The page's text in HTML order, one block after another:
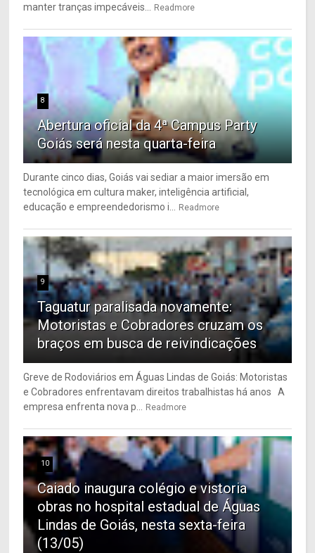
manter tranças impecáveis... Readmore
8
Abertura oficial da 4ª Campus Party
Goiás será nesta quarta-feira
Durante cinco dias, Goiás vai sediar a maior imersão em
tecnológica em cultura maker, inteligência artificial,
educação e empreendedorismo i... Readmore
9
Taguatur paralisada novamente:
Motoristas e Cobradores cruzam os
braços em busca de reivindicações
Greve de Rodoviários em Águas Lindas de Goiás: Motoristas
e Cobradores enfrentavam direitos trabalhistas há anos A
empresa enfrenta nova p... Readmore
10
Caiado inaugura colégio e vistoria
obras no hospital estadual de Águas
Lindas de Goiás, nesta sexta-feira
(13/05)